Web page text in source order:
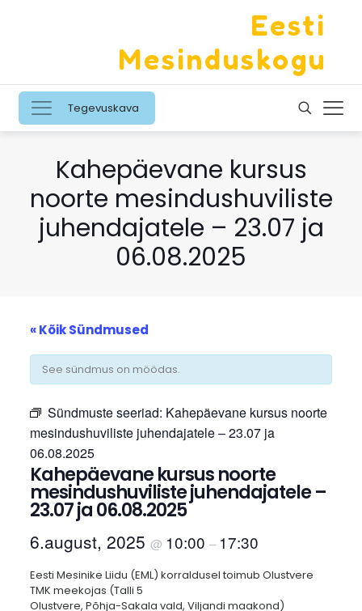
Eesti
Mesinduskogu
Tegevuskava
Kahepäevane kursus
noorte mesindushuviliste
juhendajatele – 23.07 ja
06.08.2025
« Kõik Sündmused
See sündmus on möödas.
Sündmuste seeriad: Kahepäevane kursus noorte
mesindushuviliste juhendajatele – 23.07 ja
06.08.2025
Kahepäevane kursus noorte
mesindushuviliste juhendajatele –
23.07 ja 06.08.2025
6.august, 2025 @ 10:00 – 17:30
Eesti Mesinike Liidu (EML) korraldusel toimub Olustvere
TMK meekojas (Talli 5
Olustvere, Põhja-Sakala vald, Viljandi maakond)